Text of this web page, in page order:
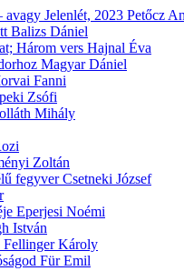
avagy Jelenlét, 2023 Petőcz
Balizs Dániel
Három vers Hajnal Éva
Magyar Dániel
Fanni
Zsófi
Mihály
Zoltán
fegyverCsetneki József
Eperjesi Noémi
István
Fellinger Károly
Für Emil